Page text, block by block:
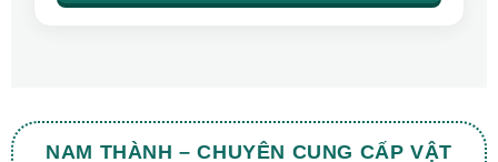
NAM THÀNH – CHUYÊN CUNG CẤP VẬT